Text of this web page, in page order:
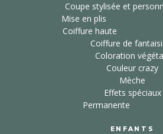
Coupe stylisée et
Mise en
Coiffure
Coiffure de
Coloration
Couleur crazy
Mèche
Effets spéciaux
ENFANTS